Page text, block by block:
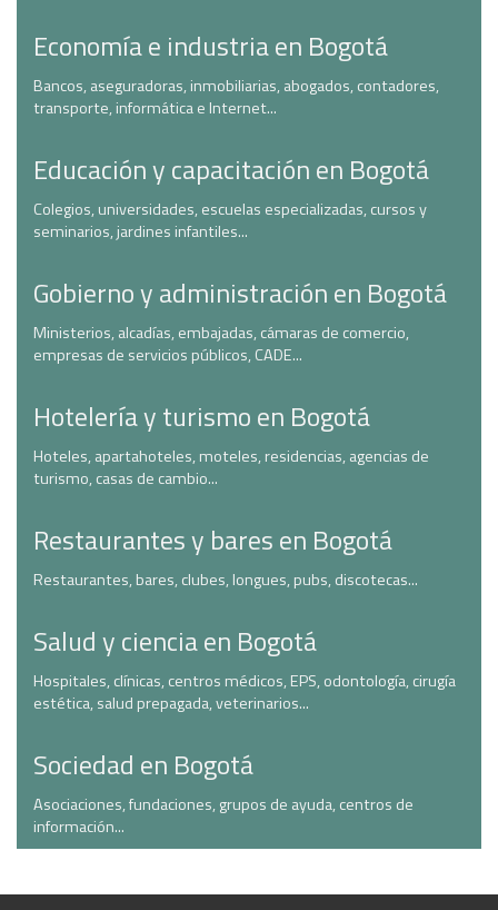
Economía e industria en Bogotá
Bancos, aseguradoras, inmobiliarias, abogados, contadores,
transporte, informática e Internet...
Educación y capacitación en Bogotá
Colegios, universidades, escuelas especializadas, cursos y
seminarios, jardines infantiles...
Gobierno y administración en Bogotá
Ministerios, alcadías, embajadas, cámaras de comercio,
empresas de servicios públicos, CADE...
Hotelería y turismo en Bogotá
Hoteles, apartahoteles, moteles, residencias, agencias de
turismo, casas de cambio...
Restaurantes y bares en Bogotá
Restaurantes, bares, clubes, longues, pubs, discotecas...
Salud y ciencia en Bogotá
Hospitales, clínicas, centros médicos, EPS, odontología, cirugía
estética, salud prepagada, veterinarios...
Sociedad en Bogotá
Asociaciones, fundaciones, grupos de ayuda, centros de
información...